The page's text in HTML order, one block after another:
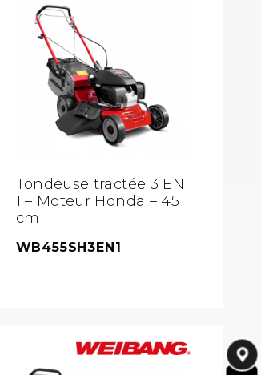
Tondeuse tractée 3 EN
1 – Moteur Honda – 45
cm
WB455SH3EN1